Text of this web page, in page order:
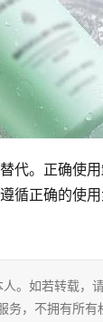
。正确使
循正确的使
。如若转载，请
，不拥有所有